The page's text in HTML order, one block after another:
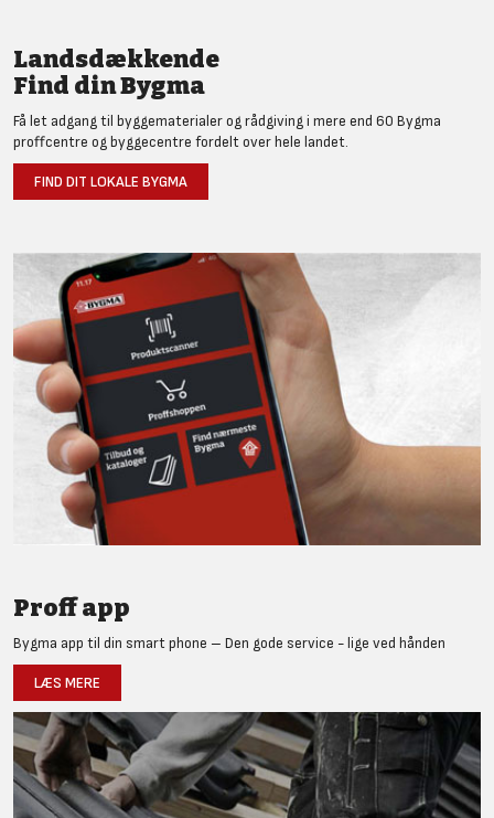
Landsdækkende
Find din Bygma
Få let adgang til byggematerialer og rådgiving i mere end 60 Bygma
proffcentre og byggecentre fordelt over hele landet.
FIND DIT LOKALE BYGMA
Proff app
Bygma app til din smart phone – Den gode service - lige ved hånden
LÆS MERE